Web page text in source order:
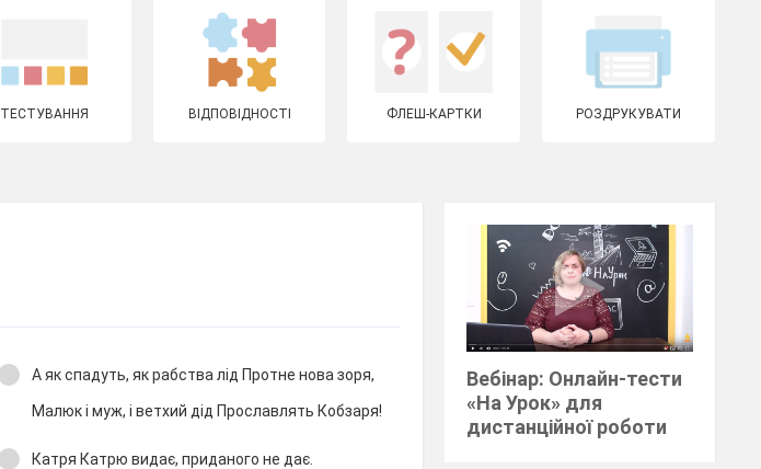
ТЕСТУВАННЯ ВІДПОВІДНОСТІ ФЛЕШ-КАРТКИ РОЗДРУКУВАТИ
А як спадуть, як рабства лід Протне нова зоря,
Малюк і муж, і ветхий дід Прославлять Кобзаря!
Катря Катрю видає, приданого не дає.
Вебінар: Онлайн-тести
«На Урок» для
дистанційної роботи